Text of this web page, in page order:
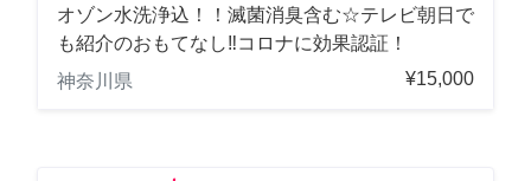
オゾン水洗浄込！！滅菌消臭含む☆テレビ朝日で
も紹介のおもてなし‼コロナに効果認証！
神奈川県
¥15,000